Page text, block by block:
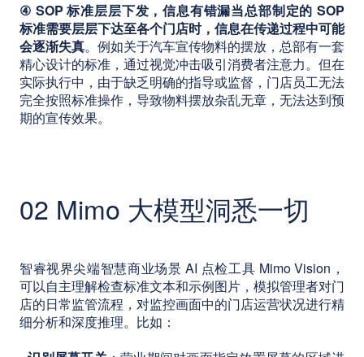
④ SOP 标准层层下发，信息有错漏当总部制定的 SOP
标准需要层层下达至各个门店时，信息在传递过程中可能
会逐渐失真。例如关于汽车宣传物料的摆放，总部有一套
精心设计的标准，通过视觉冲击吸引消费者注意力。但在
实际执行中，由于缺乏明确的指导或监督，门店员工无法
完全按照标准操作，导致物料摆放杂乱无章，无法达到预
期的宣传效果。
02 Mimo 大模型洞悉一切
智睿视界尖端智慧商业场景 AI 点检工具 Mimo Vision，
可以自主理解检查标准文本和示例图片，模拟管理者对门
店的日常监管流程，对监控画面中的门店运营状况进行精
细分析和深度推理。比如：